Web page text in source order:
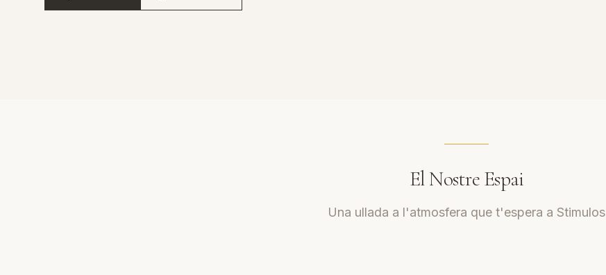
El Nostre Espai
Una ullada a l'atmosfera que t'espera a Stimulos